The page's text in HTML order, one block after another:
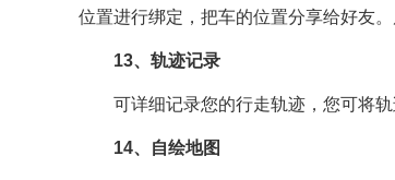
位置进行绑定，把车的位置分享给好友
13、轨迹记录
可详细记录您的行走轨迹，您可将轨
14、自绘地图